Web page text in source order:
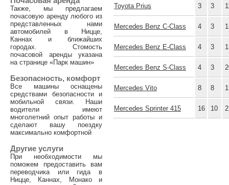
Toyota Prius 3 3
Mercedes Benz C-Class 4 3
Mercedes Benz E-Class 4 3
Mercedes Benz S-Class 4 3
Mercedes Vito 8 8
Mercedes Sprinter 415 16 10
Также, мы предлагаем
почасовую аренду любого из
представленных нами
автомобилей в Ницце,
Каннах и ближайших
городах. Стомость
почасовой аренды указана
на странице «Парк машин»
Безопасность, комфорт
Все машины оснащены
средствами безопасности и
мобильной связи. Наши
водители имеют
многолетний опыт работы и
сделают вашу поездку
максимально комфортной
Другие услуги
При необходимости мы
поможем предоставить вам
переводчика или гида в
Ницце, Каннах, Монако и